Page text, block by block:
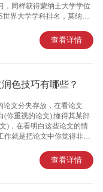
，同样获得蒙纳士大学学位
世界大学学科排名，莫纳什
座合作研究center。莫纳什
研究委员会获得了2600万澳
时，也将直接被视为学校所
另外提交奖学金申请表。
查看详情
色技巧有哪些？
论文分夹存放，在看论文
(你重视的论文);懂得其某部
)，在看明白这些论文的情
作就是把论文中你觉得非常
写论文时再也不会为了一些
你的论文也降低了被SCI或
是对你摘抄的经典妙笔进行
查看详情